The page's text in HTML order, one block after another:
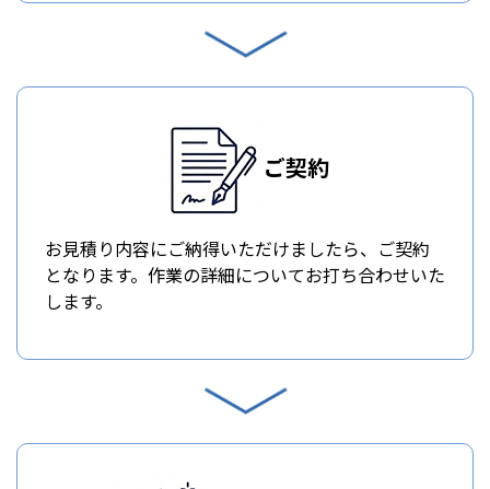
ご契約
お見積り内容にご納得いただけましたら、ご契約
となります。作業の詳細についてお打ち合わせいた
します。